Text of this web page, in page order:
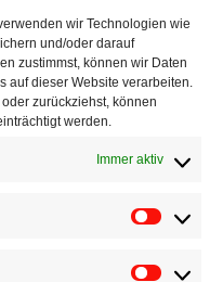
wir Technologien wie
und/oder darauf
zustimmst, können wir Daten
auf dieser Website verarbeiten.
zurückziehst, können
werden.
Immer aktiv